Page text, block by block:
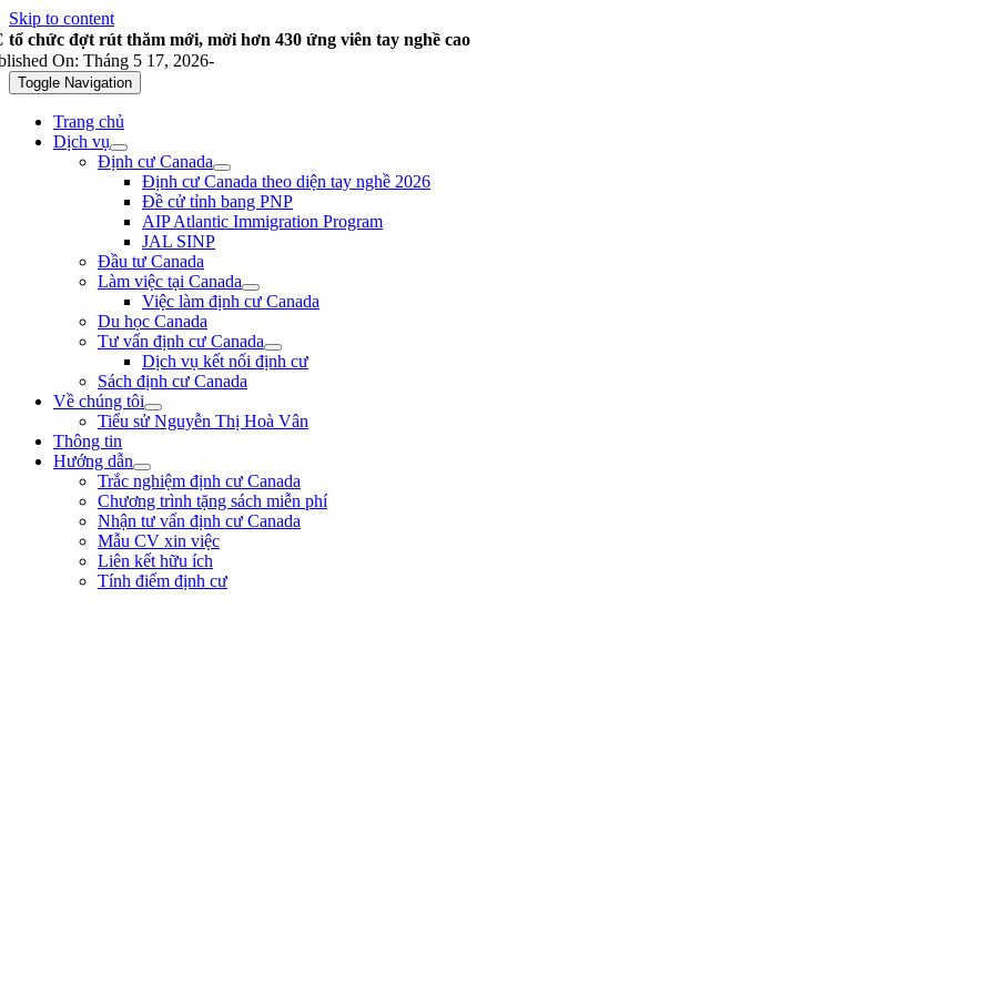
Skip to content
Toggle Navigation
Trang chủ
Dịch vụ
Định cư Canada
Định cư Canada theo diện tay nghề 2026
Đề cử tỉnh bang PNP
AIP Atlantic Immigration Program
JAL SINP
Đầu tư Canada
Làm việc tại Canada
Việc làm định cư Canada
Du học Canada
Tư vấn định cư Canada
Dịch vụ kết nối định cư
Sách định cư Canada
Về chúng tôi
Tiểu sử Nguyễn Thị Hoà Vân
Thông tin
Hướng dẫn
Trắc nghiệm định cư Canada
Chương trình tặng sách miễn phí
Nhận tư vấn định cư Canada
Mẫu CV xin việc
Liên kết hữu ích
Tính điểm định cư
tổ chức đợt rút thăm mới, mời hơn 430 ứng viên tay nghề cao
On: Tháng 5 17, 2026-